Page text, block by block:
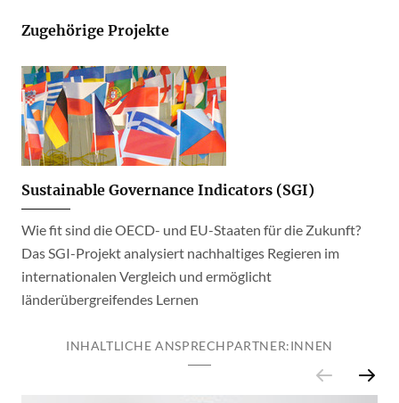
Zugehörige Projekte
Sustainable Governance Indicators (SGI)
Wie fit sind die OECD- und EU-Staaten für die Zukunft?
Das SGI-Projekt analysiert nachhaltiges Regieren im
internationalen Vergleich und ermöglicht
länderübergreifendes Lernen
INHALTLICHE ANSPRECHPARTNER:INNEN